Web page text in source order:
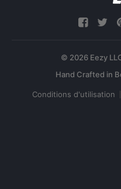
© 2026 Eezy
Conditions d'utilisation